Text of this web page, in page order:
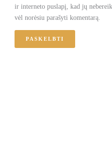
ir interneto puslapį, kad jų
vėl norėsiu parašyti komentarą.